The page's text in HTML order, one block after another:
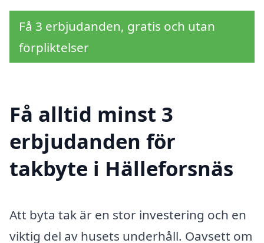
Få 3 erbjudanden, gratis och utan
förpliktelser
Få alltid minst 3
erbjudanden för
takbyte i Hälleforsnäs
Att byta tak är en stor investering och en
viktig del av husets underhåll. Oavsett om